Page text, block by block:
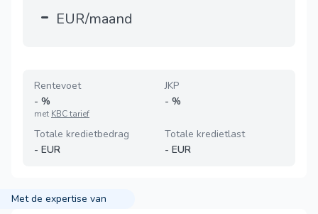
- EUR/maand
Rentevoet
- %
met KBC tarief
JKP
- %
Totale kredietbedrag
- EUR
Totale kredietlast
- EUR
Met de expertise van